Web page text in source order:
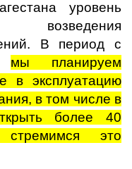
уровень
В период с
мы планируем
в эксплуатацию
в том числе в
более 40
стремимся это